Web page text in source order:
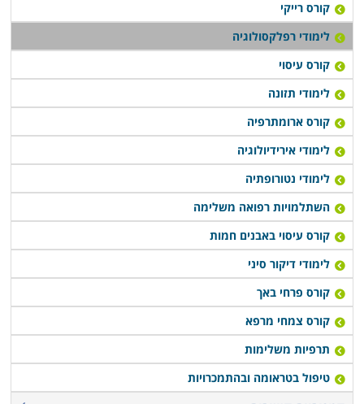
קורס רייקי
לימודי רפלקסולוגיה
קורס עיסוי
לימודי תזונה
קורס ארומתרפיה
לימודי אירידיולוגיה
לימודי נטורופתיה
השתלמויות רפואה משלימה
קורס עיסוי באבנים חמות
לימודי דיקור סיני
קורס פרחי באך
קורס צמחי מרפא
תרפיות משלימות
טיפול בטראומה ובהתמכרויות